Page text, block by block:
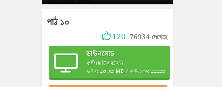
পাঠ ১০
120 76934 দেখেছে
ডাউনলোড
কম্পিউটার ভার্সন
সাইজ: 40.92 MB / ডাউনলোড: 44421